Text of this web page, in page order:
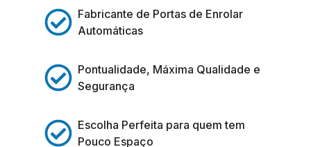
Fabricante de Portas de Enrolar
Automáticas
Pontualidade, Máxima Qualidade e
Segurança
Escolha Perfeita para quem tem
Pouco Espaço